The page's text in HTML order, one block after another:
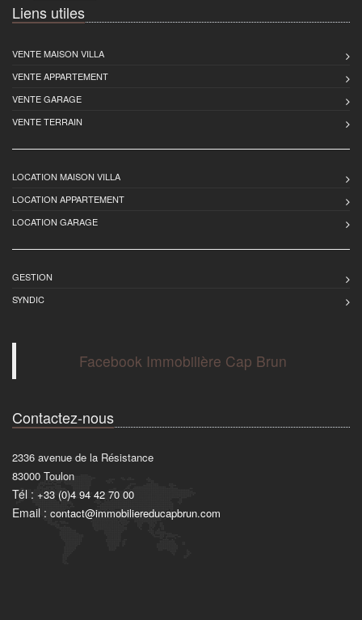
Liens utiles
VENTE MAISON VILLA
VENTE APPARTEMENT
VENTE GARAGE
VENTE TERRAIN
LOCATION MAISON VILLA
LOCATION APPARTEMENT
LOCATION GARAGE
GESTION
SYNDIC
Facebook Immobilière Cap Brun
Contactez-nous
2336 avenue de la Résistance
83000 Toulon
Tél : +33 (0)4 94 42 70 00
Email : contact@immobiliereducapbrun.com